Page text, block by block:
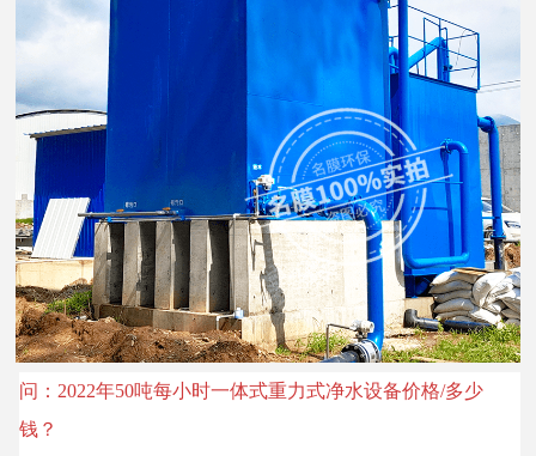
问：2022年50吨每小时一体式重力式净水设备价格/多少
钱？